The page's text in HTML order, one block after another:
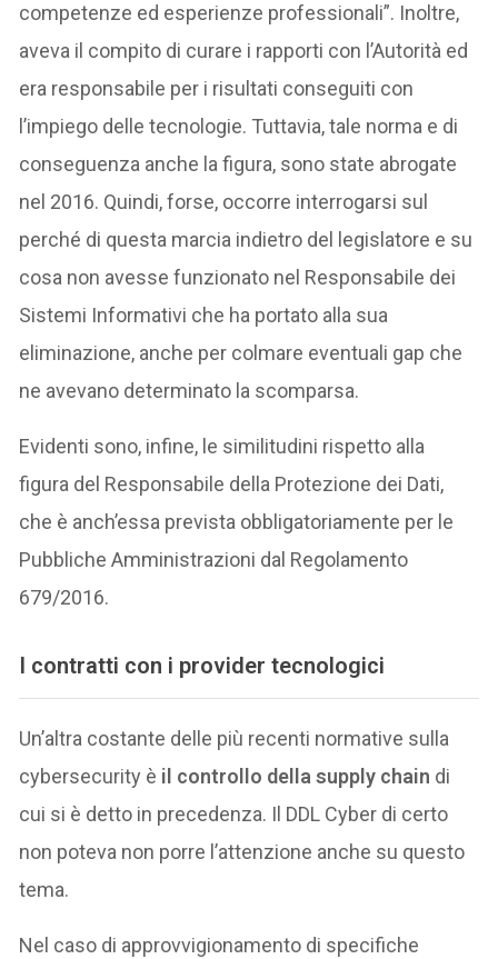
competenze ed esperienze professionali”. Inoltre,
aveva il compito di curare i rapporti con l’Autorità ed
era responsabile per i risultati conseguiti con
l’impiego delle tecnologie. Tuttavia, tale norma e di
conseguenza anche la figura, sono state abrogate
nel 2016. Quindi, forse, occorre interrogarsi sul
perché di questa marcia indietro del legislatore e su
cosa non avesse funzionato nel Responsabile dei
Sistemi Informativi che ha portato alla sua
eliminazione, anche per colmare eventuali gap che
ne avevano determinato la scomparsa.
Evidenti sono, infine, le similitudini rispetto alla
figura del Responsabile della Protezione dei Dati,
che è anch’essa prevista obbligatoriamente per le
Pubbliche Amministrazioni dal Regolamento
679/2016.
I contratti con i provider tecnologici
Un’altra costante delle più recenti normative sulla
cybersecurity è il controllo della supply chain di
cui si è detto in precedenza. Il DDL Cyber di certo
non poteva non porre l’attenzione anche su questo
tema.
Nel caso di approvvigionamento di specifiche